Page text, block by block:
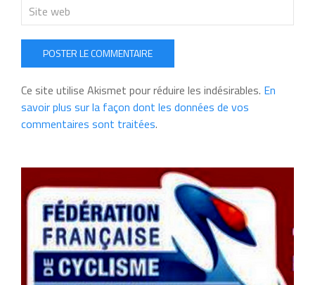
POSTER LE COMMENTAIRE
Ce site utilise Akismet pour réduire les indésirables. En
savoir plus sur la façon dont les données de vos
commentaires sont traitées.